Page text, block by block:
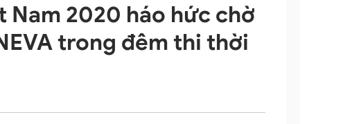
Nam 2020 háo hức chờ
trong đêm thi thời